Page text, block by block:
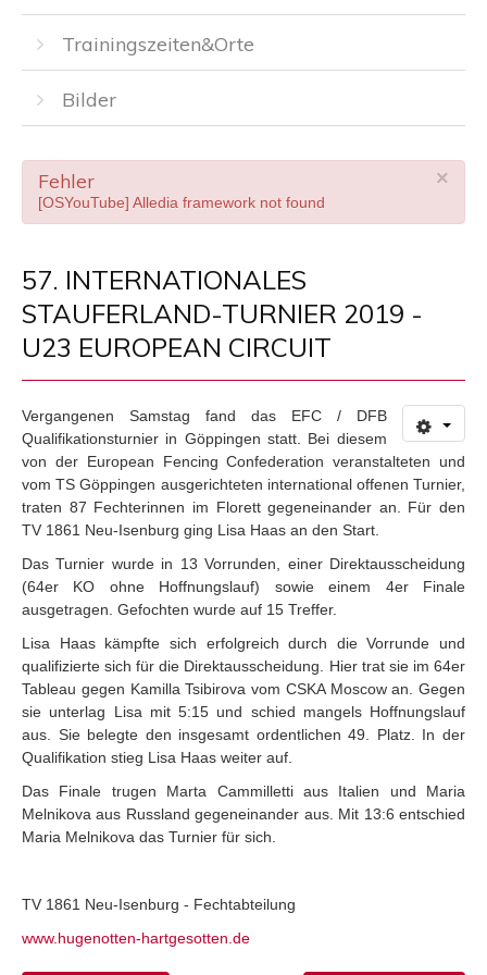
Trainingszeiten&Orte
Bilder
×
Fehler
[OSYouTube] Alledia framework not found
57. INTERNATIONALES
STAUFERLAND-TURNIER 2019 -
U23 EUROPEAN CIRCUIT
Vergangenen Samstag fand das EFC / DFB
Qualifikationsturnier in Göppingen statt. Bei diesem
von der European Fencing Confederation veranstalteten und
vom TS Göppingen ausgerichteten international offenen Turnier,
traten 87 Fechterinnen im Florett gegeneinander an. Für den
TV 1861 Neu-Isenburg ging Lisa Haas an den Start.
Das Turnier wurde in 13 Vorrunden, einer Direktausscheidung
(64er KO ohne Hoffnungslauf) sowie einem 4er Finale
ausgetragen. Gefochten wurde auf 15 Treffer.
Lisa Haas kämpfte sich erfolgreich durch die Vorrunde und
qualifizierte sich für die Direktausscheidung. Hier trat sie im 64er
Tableau gegen Kamilla Tsibirova vom CSKA Moscow an. Gegen
sie unterlag Lisa mit 5:15 und schied mangels Hoffnungslauf
aus. Sie belegte den insgesamt ordentlichen 49. Platz. In der
Qualifikation stieg Lisa Haas weiter auf.
Das Finale trugen Marta Cammilletti aus Italien und Maria
Melnikova aus Russland gegeneinander aus. Mit 13:6 entschied
Maria Melnikova das Turnier für sich.
TV 1861 Neu-Isenburg - Fechtabteilung
www.hugenotten-hartgesotten.de